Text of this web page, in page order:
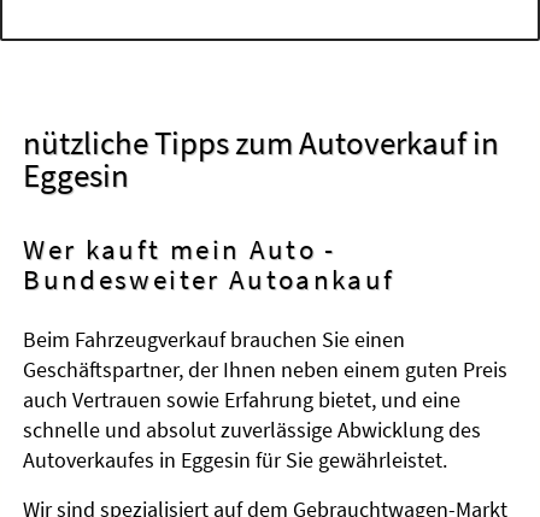
nützliche Tipps zum Autoverkauf in
Eggesin
Wer kauft mein Auto -
Bundesweiter Autoankauf
Beim Fahrzeugverkauf brauchen Sie einen
Geschäftspartner, der Ihnen neben einem guten Preis
auch Vertrauen sowie Erfahrung bietet, und eine
schnelle und absolut zuverlässige Abwicklung des
Autoverkaufes in Eggesin für Sie gewährleistet.
Wir sind spezialisiert auf dem Gebrauchtwagen-Markt